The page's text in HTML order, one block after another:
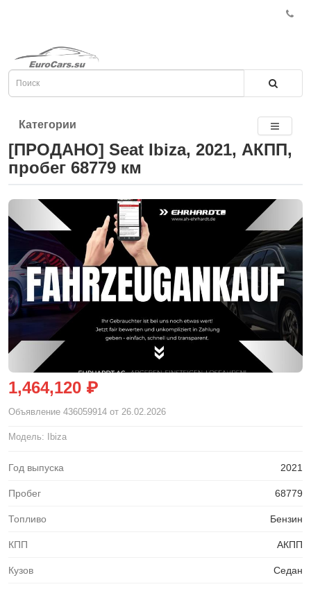
Категории
[ПРОДАНО] Seat Ibiza, 2021, АКПП,
пробег 68779 км
1,464,120 ₽
Объявление 436059914 от 26.02.2026
Модель: Ibiza
Год выпуска 2021
Пробег 68779
Топливо Бензин
КПП АКПП
Кузов Седан